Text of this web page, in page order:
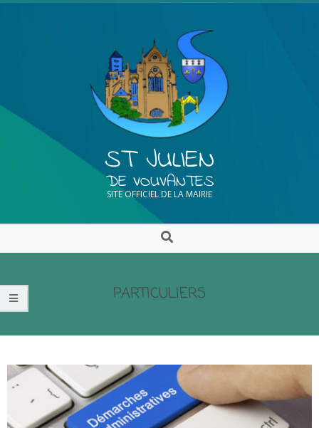
ST JULIEN
DE VOUVANTES
SITE OFFICIEL DE LA MAIRIE
PARTICULIERS